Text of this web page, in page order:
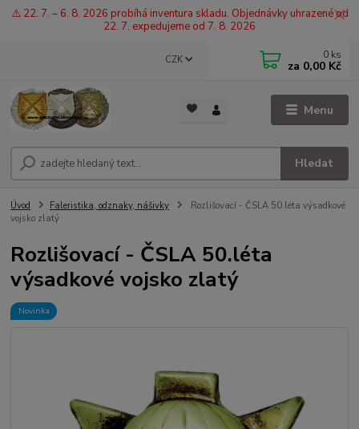
⚠️ 22. 7. – 6. 8. 2026 probíhá inventura skladu. Objednávky uhrazené od
22. 7. expedujeme od 7. 8. 2026
Menu
CZK
Hledat
0 ks
za 0,00 Kč
Úvod Faleristika, odznaky, nášivky
Rozlišovací - ČSLA 50.léta výsadkové
vojsko zlatý
Rozlišovací - ČSLA 50.léta
výsadkové vojsko zlatý
Novinka